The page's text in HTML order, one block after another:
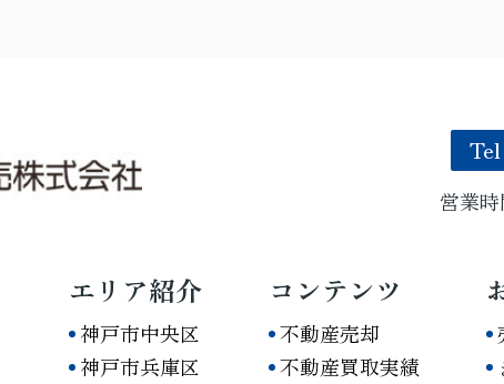
Tel
営業
エリア紹介
神戸市中央区
神戸市兵庫区
コンテンツ
不動産売却
不動産買取実績